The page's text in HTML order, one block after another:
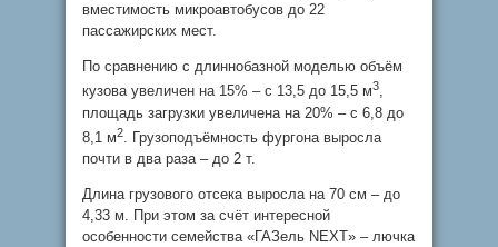
вместимость микроавтобусов до 22
пассажирских мест.
По сравнению с длиннобазной моделью объём
кузова увеличен на 15% – с 13,5 до 15,5 м3,
площадь загрузки увеличена на 20% – с 6,8 до
8,1 м2
. Грузоподъёмность фургона выросла
почти в два раза – до 2 т.
Длина грузового отсека выросла на 70 см – до
4,33 м. При этом за счёт интересной
особенности семейства «ГАЗель NEXT» – лючка